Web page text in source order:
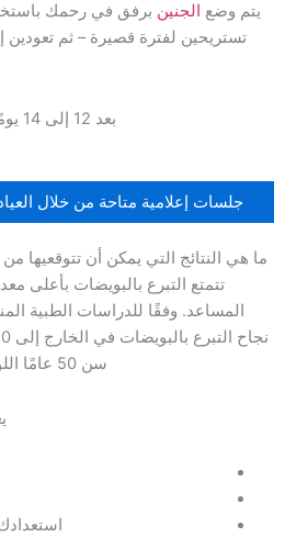
يتم وضع الجنين برفق في رحمك
تستريحين لفترة قصيرة – ثم تعودين
بعد 12 إلى 14 يومًا، يمكنك إجراء اختبار الحمل.
جلسات إعلامية متاحة من خلال
ما هي النتائج التي يمكن أن تتوقعيها
تتمتع التبرع بالبويضات بأعلى
المساعد. وفقًا للدراسات الطبية
سن 50 عامًا اللواتي يتمتعن بصحة رحم جيدة.